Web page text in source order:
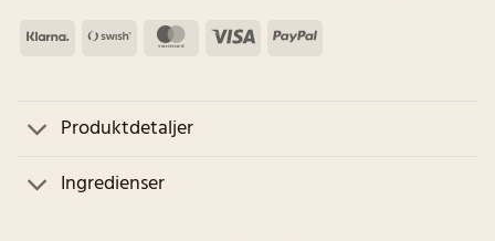
Klarna Swish
MasterCard
Visa PayPal
Produktdetaljer
Ingredienser